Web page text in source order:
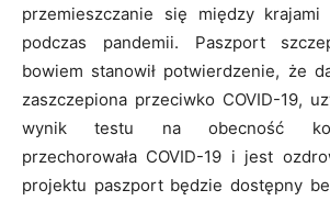
przemieszczanie się między krajami
podczas pandemii. Paszport
bowiem stanowił potwierdzenie, że
zaszczepiona przeciwko COVID-19,
wynik testu na obecność
przechorowała COVID-19 i jest
projektu paszport będzie dostępny